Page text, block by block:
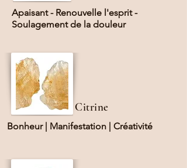
Apaisant - Renouvelle l'esprit -
Soulagement de la douleur
Citrine
Bonheur | Manifestation | Créativité